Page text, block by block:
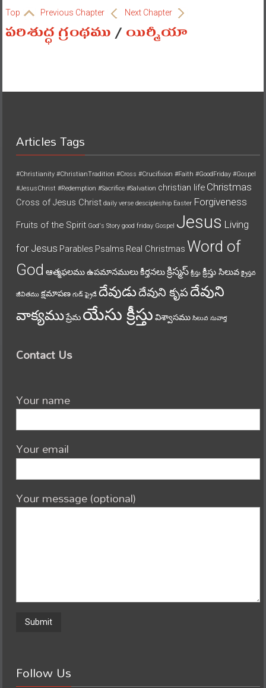
Top Previous Chapter Next Chapter
పరిశుద్ధ గ్రంథము/యిర్మీయా
Articles Tags
#Christianity #ChristianTradition #Cross #Crucifixion #Faith #GoodFriday #Gospel
#JesusChrist #Redemption #Sacrifice #Salvation christian life Christmas
Cross of Jesus Christ daily verse descipleship Easter Forgiveness
Fruits of the Spirit God's Story good friday Gospel Jesus Living
for Jesus Parables Psalms Real Christmas Word of
God ఆత్మఫలముఉపమానములుకీర్తనలుక్రిస్మస్ క్రీస్తు క్రీస్తు సిలువ క్రైస్తవ
జీవితము క్షమాపణ గుడ్ ఫ్రైడే దేవుడుదేవుని కృపదేవుని
వాక్యముప్రేమ యేసు క్రీస్తు విశ్వాసము సిలువ సువార్త
Contact Us
Your name
Your email
Your message (optional)
Follow Us